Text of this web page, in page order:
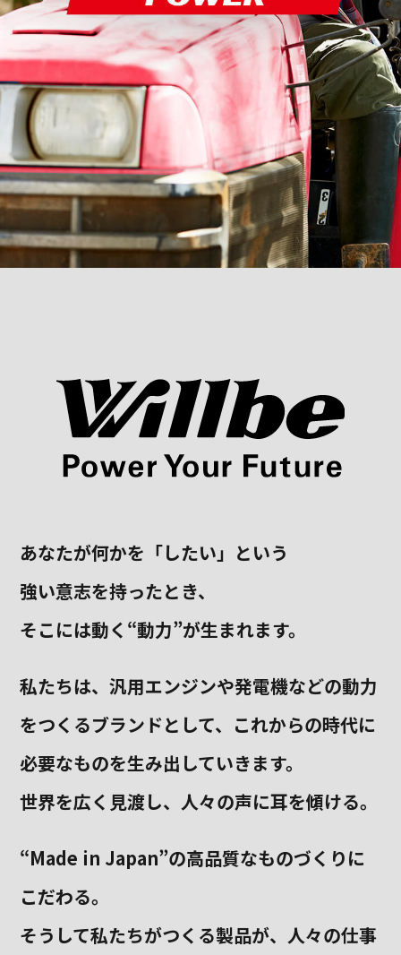
あなたが何かを「したい」という
強い意志を持ったとき、
そこには動く“動力”が生まれます。
私たちは、汎用エンジンや発電機などの動力
をつくるブランドとして、 これからの時代に
必要なものを生み出していきます。
世界を広く見渡し、人々の声に耳を傾ける。
“Made in Japan”の高品質なものづくりに
こだわる。
そうして私たちがつくる製品が、人々の仕事